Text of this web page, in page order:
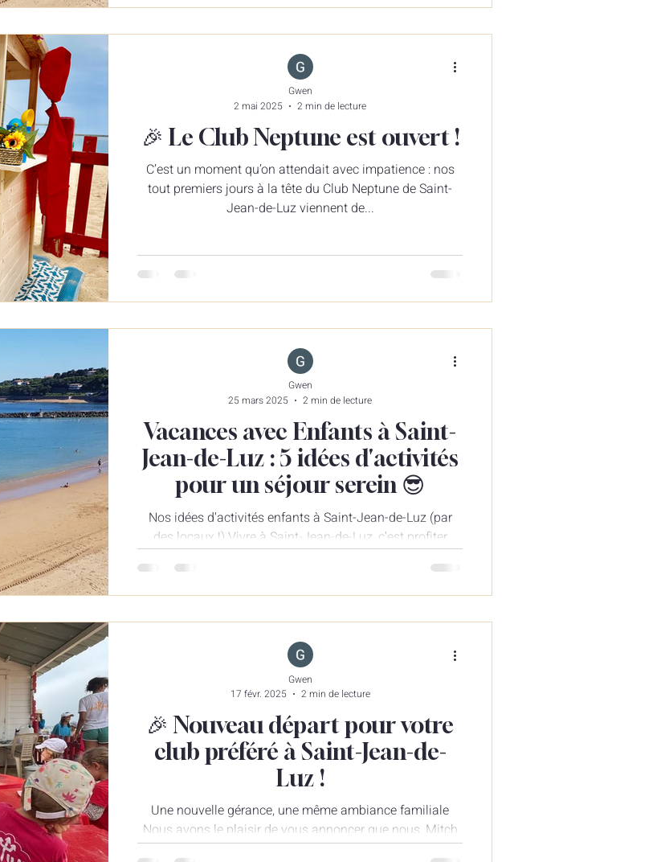
🎉 Le Club Neptune est ouvert !
C’est un moment qu’on attendait avec impatience : nos
tout premiers jours à la tête du Club Neptune de Saint-
Jean-de-Luz viennent de...
Gwen
2 mai 2025
2 min de lecture
Vacances avec Enfants à Saint-
Jean-de-Luz : 5 idées d'activités
pour un séjour serein 😎
Nos idées d'activités enfants à Saint-Jean-de-Luz (par
des locaux !) Vivre à Saint-Jean-de-Luz, c’est profiter
Gwen
25 mars 2025
2 min de lecture
🎉 Nouveau départ pour votre
club préféré à Saint-Jean-de-
Luz !
Une nouvelle gérance, une même ambiance familiale
Nous avons le plaisir de vous annoncer que nous, Mitch
et Gwen , reprenons la gérance...
Gwen
17 févr. 2025
2 min de lecture